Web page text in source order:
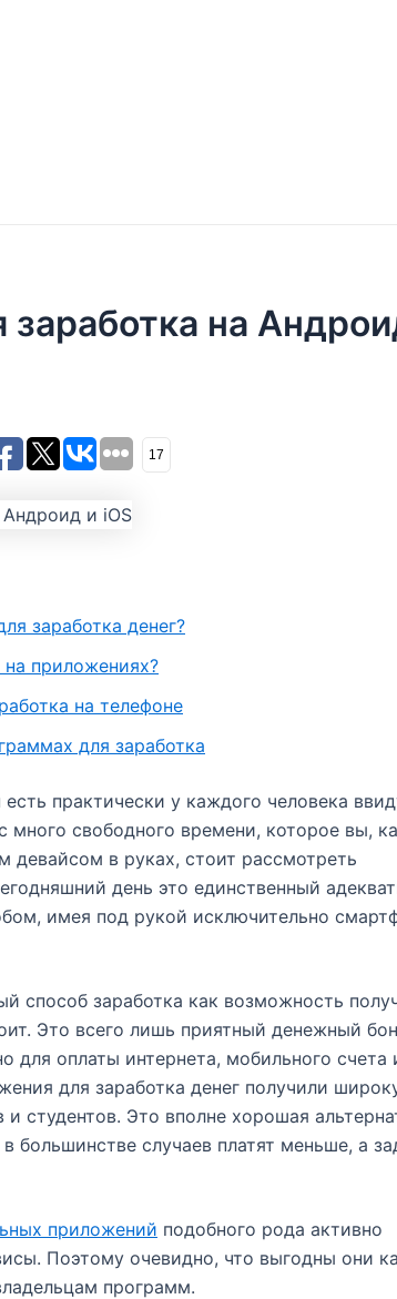
на
17
заработка денег?
приложениях?
на телефоне
для заработка
практически у каждого человека
много свободного времени, которое вы,
девайсом в руках, стоит рассмотреть
день это единственный
имея под рукой исключительно
способ заработка как возможность
Это всего лишь приятный денежный
для оплаты интернета, мобильного счета
для заработка денег получили
студентов. Это вполне хорошая
большинстве случаев платят меньше, а
приложений подобного рода активно
Поэтому очевидно, что выгодны они
программ.